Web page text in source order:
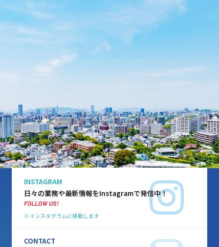
INSTAGRAM
日々の業務や最新情報をInstagramで発信中！
FOLLOW US!
インスタグラムに移動します
CONTACT